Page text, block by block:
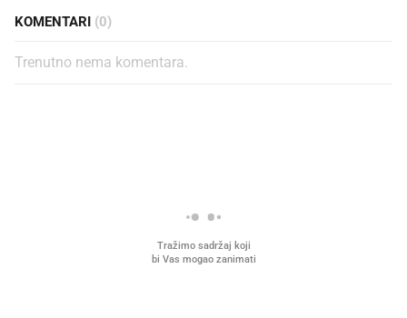
KOMENTARI (0)
Trenutno nema komentara.